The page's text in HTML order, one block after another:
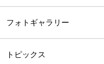
フォトギャラリー
トピックス